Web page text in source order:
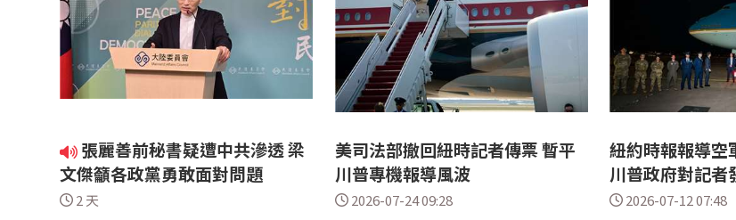
張麗善前秘書疑遭中共滲透 梁
文傑籲各政黨勇敢面對問題
2 天
美司法部撤回紐時記者傳票 暫平
川普專機報導風波
2026-07-24 09:28
紐約時報報導空
川普政府對記者
2026-07-12 07:48